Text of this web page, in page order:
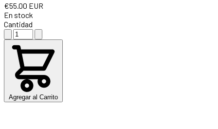
€55.00 EUR
En stock
Cantidad
Agregar al Carrito